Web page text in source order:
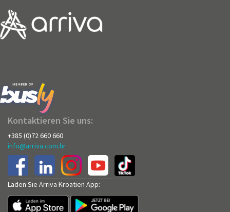
Kontaktieren Sie uns:
+385 (0)72 660 660
info@arriva.com.hr
Laden Sie Arriva Kroatien App: